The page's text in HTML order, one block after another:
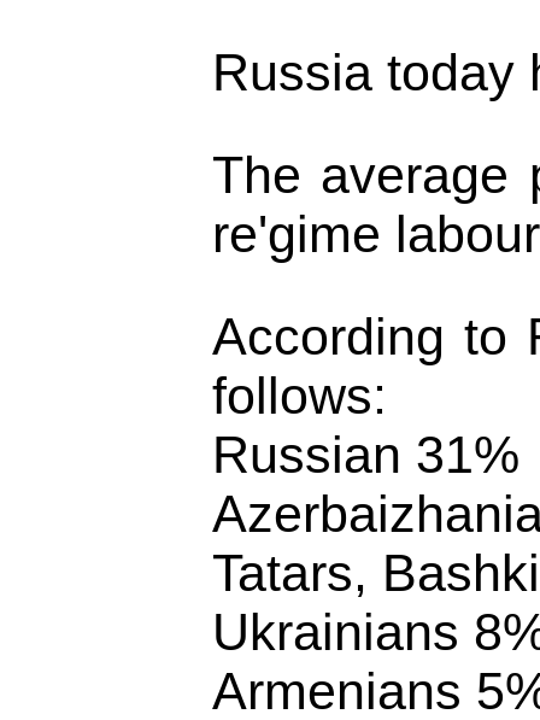
Russia today
The average
re'gime
According to
follows:
Russian 31%
Tatars,
Ukrainians
Armenians